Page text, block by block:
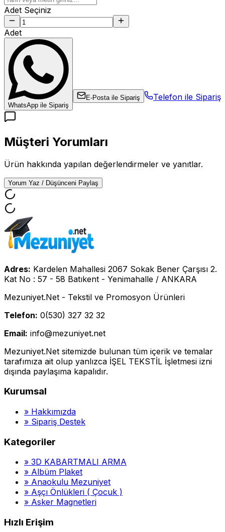
Adet Seçiniz
Adet
WhatsApp ile Sipariş
E-Posta ile Sipariş Telefon ile Sipariş
Müşteri Yorumları
Ürün hakkında yapılan değerlendirmeler ve yanıtlar.
Yorum Yaz / Düşünceni Paylaş
Adres: Kardelen Mahallesi 2067 Sokak Bener Çarşısı 2.
Kat No : 57 - 58 Batıkent - Yenimahalle / ANKARA
Mezuniyet.Net - Tekstil ve Promosyon Ürünleri
Telefon: 0(530) 327 32 32
Email: info@mezuniyet.net
Mezuniyet.Net sitemizde bulunan tüm içerik ve temalar
tarafımıza ait olup yanlızca İŞEL TEKSTİL İşletmesi izni
dışında paylaşıma kapalıdır.
Kurumsal
» Hakkımızda
» Sipariş Destek
Kategoriler
» 3D KABARTMALI ARMA
» Albüm Plaket
» Anaokulu Mezuniyet
» Aşçı Önlükleri ( Çocuk )
» Asker Magnetleri
Hızlı Erişim